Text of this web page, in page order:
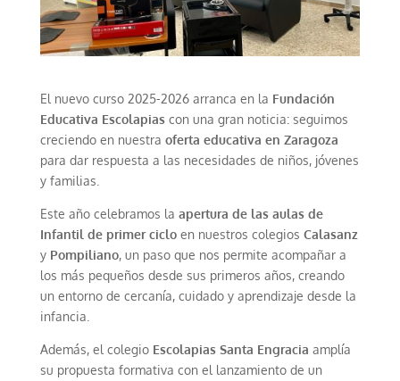
El nuevo curso 2025-2026 arranca en la Fundación
Educativa Escolapiascon una gran noticia: seguimos
creciendo en nuestra oferta educativa en Zaragoza
para dar respuesta a las necesidades de niños, jóvenes
y familias.
Este año celebramos la apertura de las aulas de
Infantil de primer cicloen nuestros colegios Calasanz
y Pompiliano, un paso que nos permite acompañar a
los más pequeños desde sus primeros años, creando
un entorno de cercanía, cuidado y aprendizaje desde la
infancia.
Además, el colegio Escolapias Santa Engracia amplía
su propuesta formativa con el lanzamiento de un